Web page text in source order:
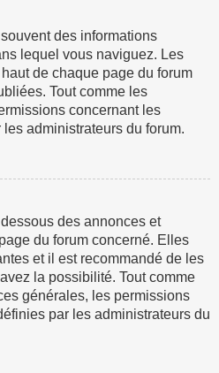
des informations
lequel vous naviguez. Les
de chaque page du forum
Tout comme les
concernant les
administrateurs du forum.
des annonces et
du forum concerné. Elles
et il est recommandé de les
la possibilité. Tout comme
générales, les permissions
par les administrateurs du